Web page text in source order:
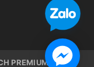
PREMIUM